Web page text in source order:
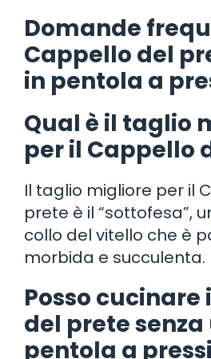
Domande
Cappello del
in pentola a
Qual è il taglio
per il Cappello
Il taglio migliore per il
prete è il “sottofesa”,
collo del vitello che è
morbida e succulenta.
Posso
del prete senza
pentola a